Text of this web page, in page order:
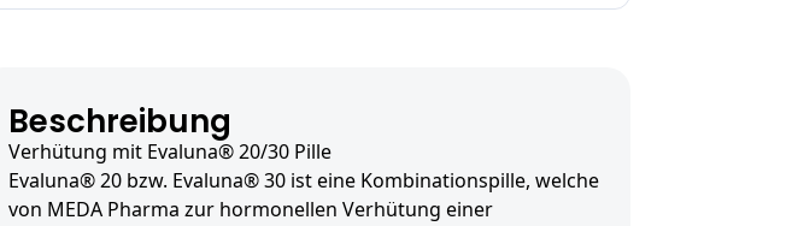
Beschreibung
Verhütung mit Evaluna® 20/30 Pille
Evaluna® 20 bzw. Evaluna® 30 ist eine Kombinationspille, welche
von MEDA Pharma zur hormonellen Verhütung einer